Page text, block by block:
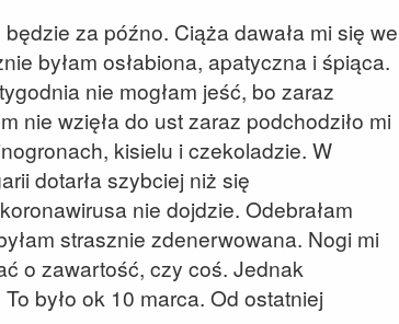
za późno. Ciąża dawała mi się we
byłam osłabiona, apatyczna i śpiąca.
nie mogłam jeść, bo zaraz
nie wzięła do ust zaraz podchodziło mi
kisielu i czekoladzie. W
dotarła szybciej niż się
nie dojdzie. Odebrałam
strasznie zdenerwowana. Nogi mi
o zawartość, czy coś. Jednak
było ok 10 marca. Od ostatniej